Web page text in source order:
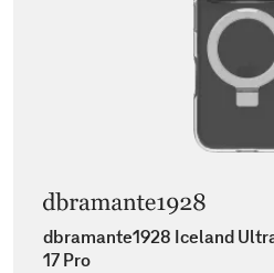
dbramante1928 Iceland
17 Pro